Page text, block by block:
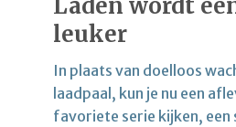
Laden wordt
leuker
In plaats van doelloos
laadpaal, kun je nu een
favoriete serie kijken, een